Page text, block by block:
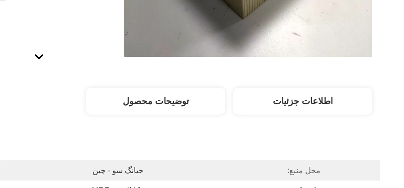
اطلاعات جزئیات توضیحات محصول
محل منبع: جیانگ سو - چین